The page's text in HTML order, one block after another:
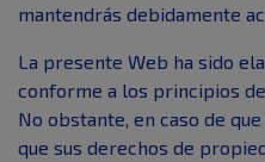
mantendrás debidamente
La presente Web ha sido
conforme a los principios
No obstante, en caso de
que sus derechos de